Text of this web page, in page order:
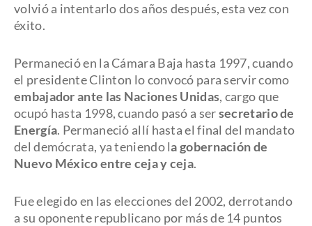
volvió a intentarlo dos años después, esta vez con
éxito.
Permaneció en la Cámara Baja hasta 1997, cuando
el presidente Clinton lo convocó para servir como
embajador ante las Naciones Unidas, cargo que
ocupó hasta 1998, cuando pasó a sersecretario de
Energía. Permaneció allí hasta el final del mandato
del demócrata, ya teniendo la gobernación de
Nuevo México entre ceja y ceja.
Fue elegido en las elecciones del 2002, derrotando
a su oponente republicano por más de 14 puntos